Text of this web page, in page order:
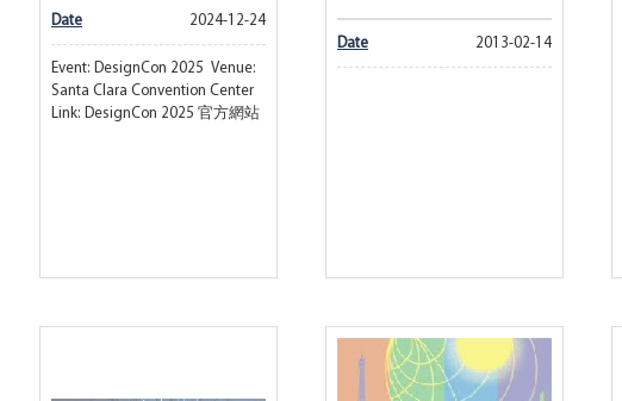
Date 2024-12-24
Event: DesignCon 2025 Venue:
Santa Clara Convention Center
Link: DesignCon 2025 官方網站
Date 2013-02-14